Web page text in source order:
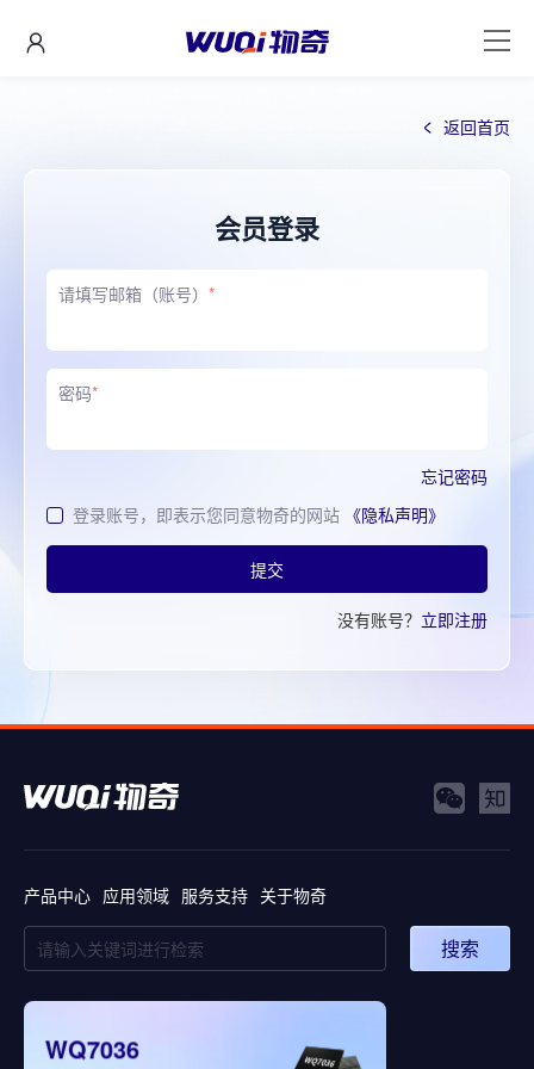
返回首页
会员登录
请填写邮箱（账号） *
密码*
忘记密码
登录账号，即表示您同意物奇的网站 《隐私声明》
提交
没有账号？ 立即注册
产品中心 应用领域 服务支持 关于物奇
搜索
WQ7036